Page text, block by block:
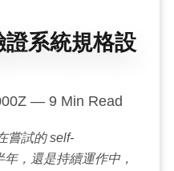
系統規格設
— 9 Min Read
嘗試的 self-
，還是持續運作中，